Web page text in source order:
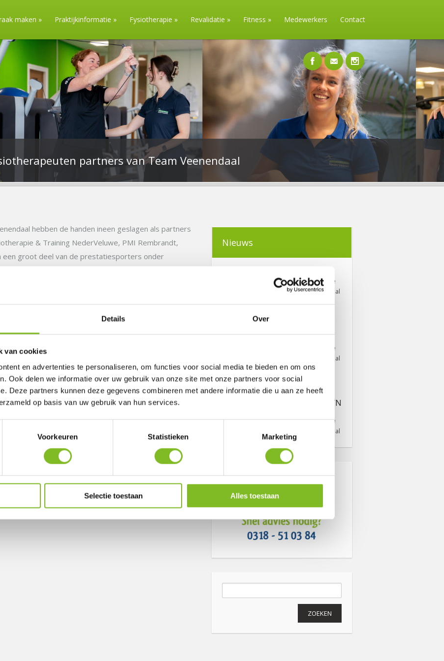
Details Over
van cookies
en advertenties te personaliseren, om functies voor social media te bieden en om ons
Ook delen we informatie over uw gebruik van onze site met onze partners voor social
Deze partners kunnen deze gegevens combineren met andere informatie die u aan ze heeft
op basis van uw gebruik van hun services.
Voorkeuren Statistieken Marketing
Selectie toestaan Alles toestaan
maken » Praktijkinformatie » Fysiotherapie » Revalidatie » Fitness » Medewerkers Contact
partners van Team Veenendaal
hebben de handen ineen geslagen als partners
& Training NederVeluwe, PMI Rembrandt,
een groot deel van de prestatiesporters onder
Veenendaal.
Nieuws
Vier grote fysiotherapie
praktijken uit Veenendaal
Vier grote fysiotherapie
praktijken uit Veenendaal
hebben de…
EEN NIEUW
GEZICHT: ROSELYN
Vier grote fysiotherapie
praktijken uit Veenendaal
naar: